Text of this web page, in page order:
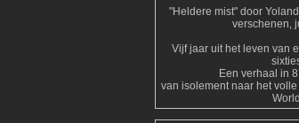
"Heldere mist" door
verschenen,
Vijf jaar uit het leven van
Een verhaal in
van isolement naar het
World